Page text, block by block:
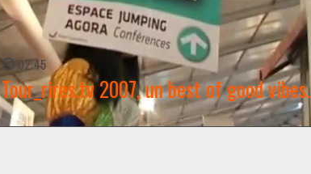
02:45
Tour_rires.tv 2007, un best of good vibes.
WATCH NOW →